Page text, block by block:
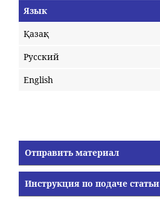
Язык
Қазақ
Русский
English
Отправить материал
Инструкция по подаче статьи